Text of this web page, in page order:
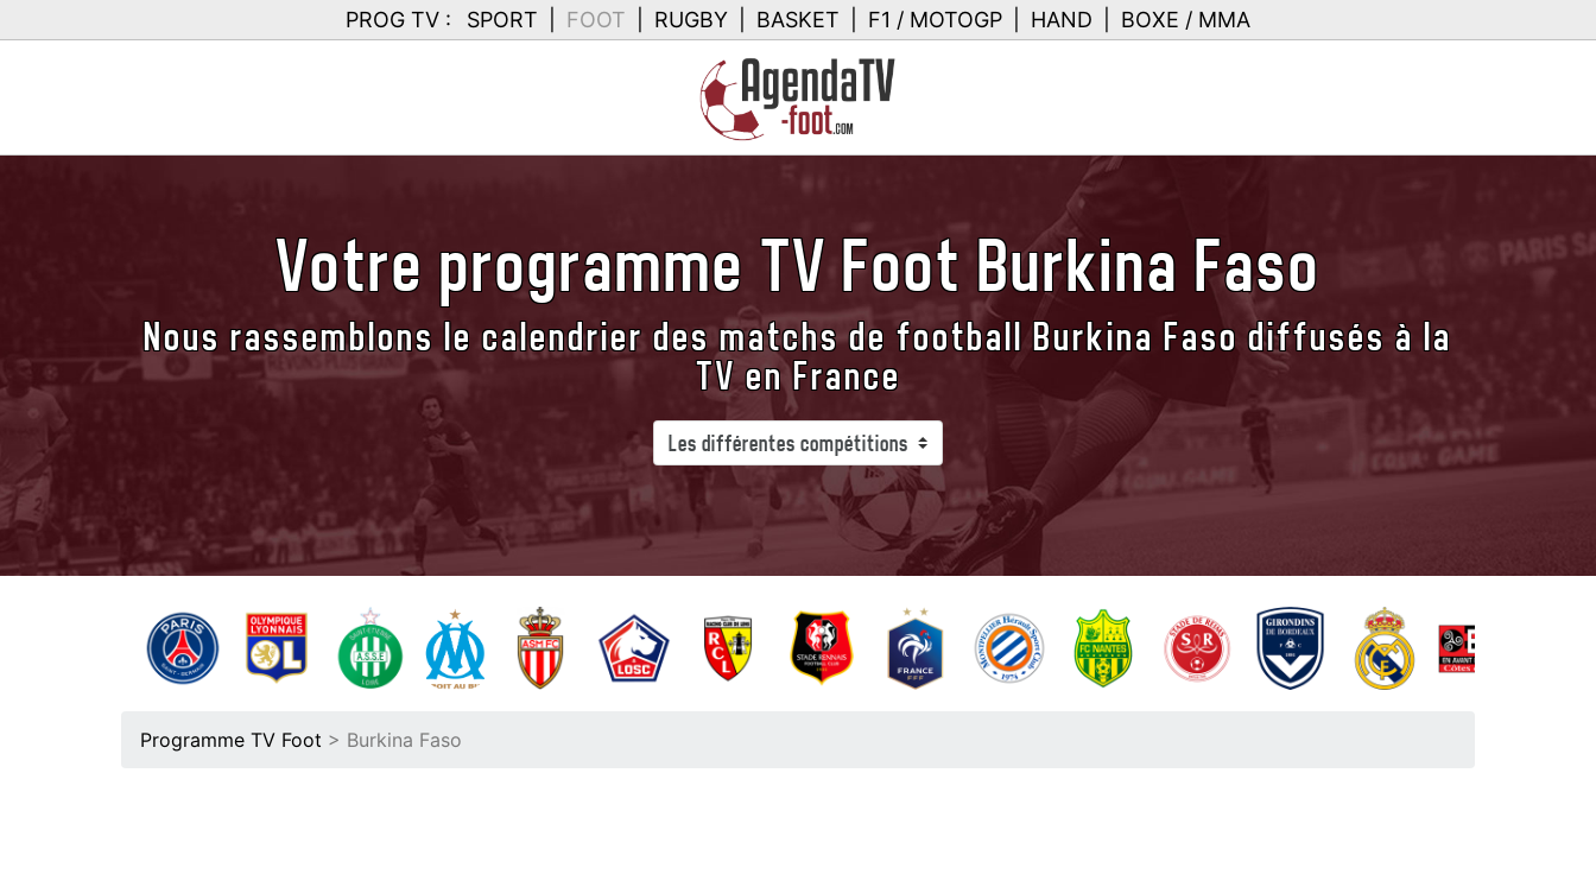
PROG TV : SPORT FOOT RUGBY BASKET F1 / MOTOGP HAND BOXE / MMA
Votre programme TV Foot Burkina Faso
Nous rassemblons le calendrier des matchs de football Burkina Faso diffusés à la
TV en France
Programme TV Foot > Burkina Faso